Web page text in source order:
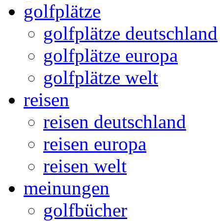
golfplätze
golfplätze deutschland
golfplätze europa
golfplätze welt
reisen
reisen deutschland
reisen europa
reisen welt
meinungen
golfbücher